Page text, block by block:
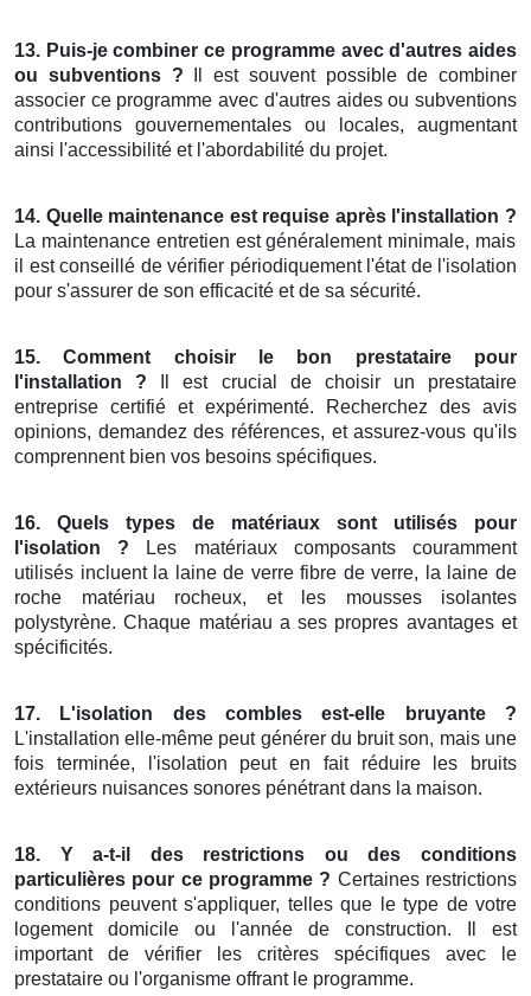
13. Puis-je combiner ce programme avec d'autres aides
ou subventions ? Il est souvent possible de combiner
associer ce programme avec d'autres aides ou subventions
contributions gouvernementales ou locales, augmentant
ainsi l'accessibilité et l'abordabilité du projet.
14. Quelle maintenance est requise après l'installation ?
La maintenance entretien est généralement minimale, mais
il est conseillé de vérifier périodiquement l'état de l'isolation
pour s'assurer de son efficacité et de sa sécurité.
15. Comment choisir le bon prestataire pour
l'installation ? Il est crucial de choisir un prestataire
entreprise certifié et expérimenté. Recherchez des avis
opinions, demandez des références, et assurez-vous qu'ils
comprennent bien vos besoins spécifiques.
16. Quels types de matériaux sont utilisés pour
l'isolation ? Les matériaux composants couramment
utilisés incluent la laine de verre fibre de verre, la laine de
roche matériau rocheux, et les mousses isolantes
polystyrène. Chaque matériau a ses propres avantages et
spécificités.
17. L'isolation des combles est-elle bruyante ?
L'installation elle-même peut générer du bruit son, mais une
fois terminée, l'isolation peut en fait réduire les bruits
extérieurs nuisances sonores pénétrant dans la maison.
18. Y a-t-il des restrictions ou des conditions
particulières pour ce programme ? Certaines restrictions
conditions peuvent s'appliquer, telles que le type de votre
logement domicile ou l'année de construction. Il est
important de vérifier les critères spécifiques avec le
prestataire ou l'organisme offrant le programme.